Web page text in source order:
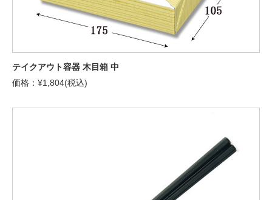
テイクアウト容器 木目箱 中
価格：¥1,804(税込)